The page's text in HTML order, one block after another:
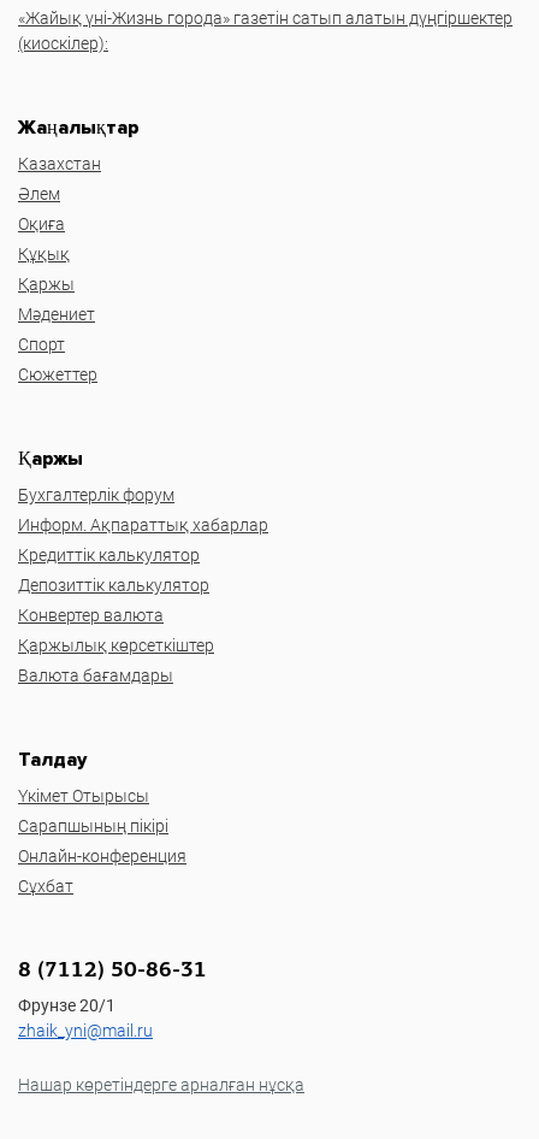
«Жайық үні-Жизнь города» газетін сатып алатын дүңгіршектер
(киоскілер):
Жаңалықтар
Казахстан
Әлем
Оқиға
Құқық
Қаржы
Мәдениет
Спорт
Сюжеттер
Қаржы
Бухгалтерлік форум
Информ. Ақпараттық хабарлар
Кредиттік калькулятор
Депозиттік калькулятор
Конвертер валюта
Қаржылық көрсеткіштер
Валюта бағамдары
Талдау
Үкімет Отырысы
Сарапшының пікірі
Онлайн-конференция
Сұхбат
8 (7112) 50-86-31
Фрунзе 20/1
zhaik_yni@mail.ru
Нашар көретіндерге арналған нұсқа